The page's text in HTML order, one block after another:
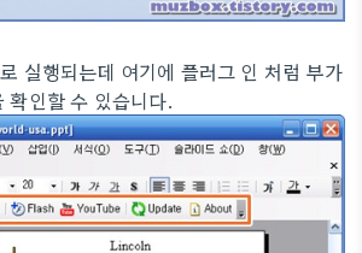
실행되는데 여기에 플러그 인 처럼 부가
확인할 수 있습니다.